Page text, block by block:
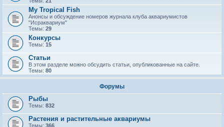
My Tropical Fish
Анонсы и обсуждение номеров журнала клуба аквариумистов
"Исраквариум"
Темы: 29
Конкурсы
Темы: 15
Статьи
В этом разделе можно обсудить статьи, опубликованные на сайте.
Темы: 80
Форумы
Рыбы
Темы: 832
Растения и растительные аквариумы
Темы: 366